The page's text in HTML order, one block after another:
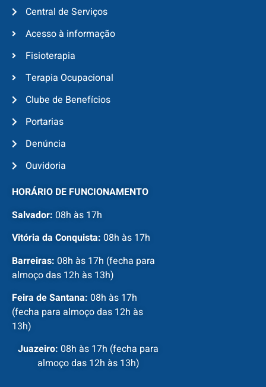
Central de Serviços
Acesso à informação
Fisioterapia
Terapia Ocupacional
Clube de Benefícios
Portarias
Denúncia
Ouvidoria
HORÁRIO DE FUNCIONAMENTO
Salvador: 08h às 17h
Vitória da Conquista: 08h às 17h
Barreiras: 08h às 17h (fecha para
almoço das 12h às 13h)
Feira de Santana: 08h às 17h
(fecha para almoço das 12h às
13h)
Juazeiro: 08h às 17h (fecha para
almoço das 12h às 13h)